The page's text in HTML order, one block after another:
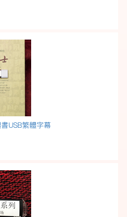
USB繁體字幕